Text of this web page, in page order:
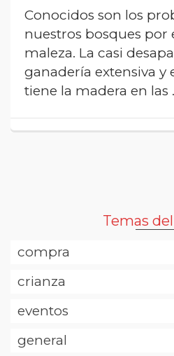
Conocidos son los
nuestros bosques por
maleza. La casi
ganadería extensiva y
tiene la madera en las
Temas
compra
crianza
eventos
general